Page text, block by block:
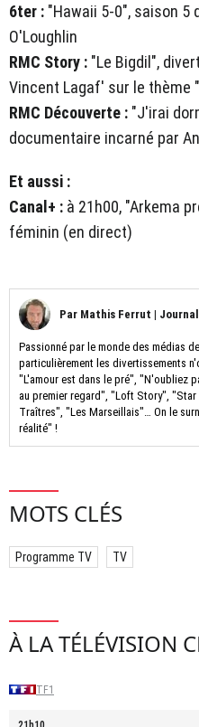
6ter : "Hawaii 5-0", saison 5
O'Loughlin
RMC Story : "Le Bigdil",
Vincent Lagaf' sur le thème
RMC Découverte : "J'irai
documentaire incarné par
Et aussi :
Canal+ : à 21h00, "Arkema
féminin (en direct)
Par Mathis Ferrut |
Passionné par le monde des médias
particulièrement les divertissements
"L'amour est dans le pré", "N'oubliez
au premier regard", "Loft Story",
Traîtres", "Les Marseillais"… On le
réalité" !
MOTS CLÉS
Programme TV TV
À LA TÉLÉVISION
TF1